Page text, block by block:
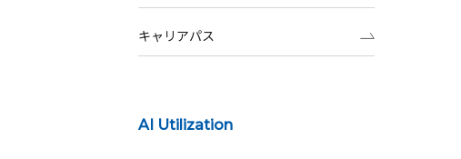
キャリアパス
AI Utilization